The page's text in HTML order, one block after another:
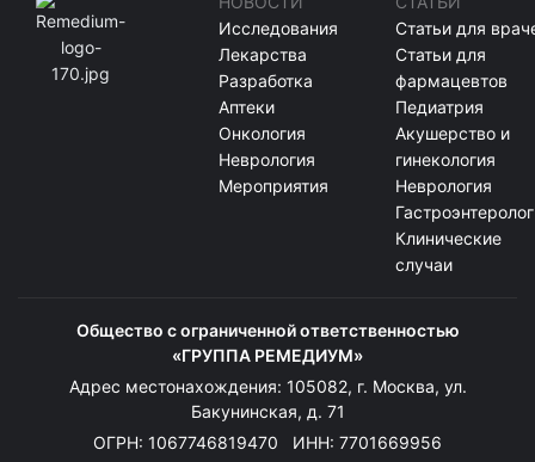
Исследования
Лекарства
Разработка
Аптеки
Онкология
Неврология
Мероприятия
Статьи для
Статьи для
фармацевтов
Педиатрия
Акушерство и
гинекология
Неврология
Клинические
случаи
Общество с ограниченной ответственностью
«ГРУППА РЕМЕДИУМ»
Адрес местонахождения: 105082, г. Москва, ул.
Бакунинская, д. 71
ОГРН: 1067746819470 ИНН: 7701669956